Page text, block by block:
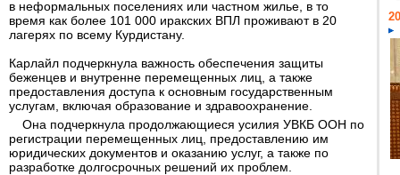
в неформальных поселениях или частном жилье, в то
время как более 101 000 иракских ВПЛ проживают в 20
лагерях по всему Курдистану.
Карлайл подчеркнула важность обеспечения защиты
беженцев и внутренне перемещенных лиц, а также
предоставления доступа к основным государственным
услугам, включая образование и здравоохранение.
Она подчеркнула продолжающиеся усилия УВКБ ООН по
регистрации перемещенных лиц, предоставлению им
юридических документов и оказанию услуг, а также по
разработке долгосрочных решений их проблем.